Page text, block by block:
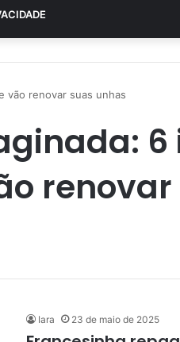
vão renovar suas unhas
6
Iara 23 de maio de 2025